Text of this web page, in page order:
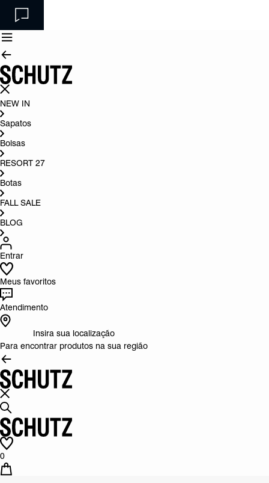
NEW IN
Sapatos
Bolsas
RESORT 27
Botas
FALL SALE
BLOG
Entrar
Meus favoritos
Atendimento
Insira sua localização
Para encontrar produtos na sua região
0